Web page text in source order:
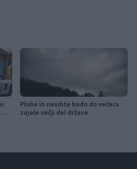
Plohe in nevihte bodo do večera
zajele večji del države